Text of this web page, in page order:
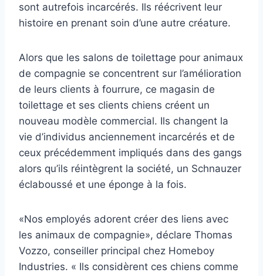
sont autrefois incarcérés. Ils réécrivent leur
histoire en prenant soin d’une autre créature.
Alors que les salons de toilettage pour animaux
de compagnie se concentrent sur l’amélioration
de leurs clients à fourrure, ce magasin de
toilettage et ses clients chiens créent un
nouveau modèle commercial. Ils changent la
vie d’individus anciennement incarcérés et de
ceux précédemment impliqués dans des gangs
alors qu’ils réintègrent la société, un Schnauzer
éclaboussé et une éponge à la fois.
«Nos employés adorent créer des liens avec
les animaux de compagnie», déclare Thomas
Vozzo, conseiller principal chez Homeboy
Industries. « Ils considèrent ces chiens comme